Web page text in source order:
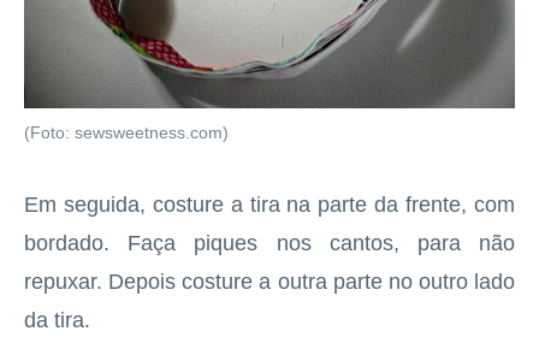
(Foto: sewsweetness.com)
Em seguida, costure a tira na parte da frente, com
bordado. Faça piques nos cantos, para não
repuxar. Depois costure a outra parte no outro lado
da tira.